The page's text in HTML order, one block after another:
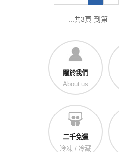
...共3頁 到第
關於我們
About us
二千免運
冷凍 / 冷藏